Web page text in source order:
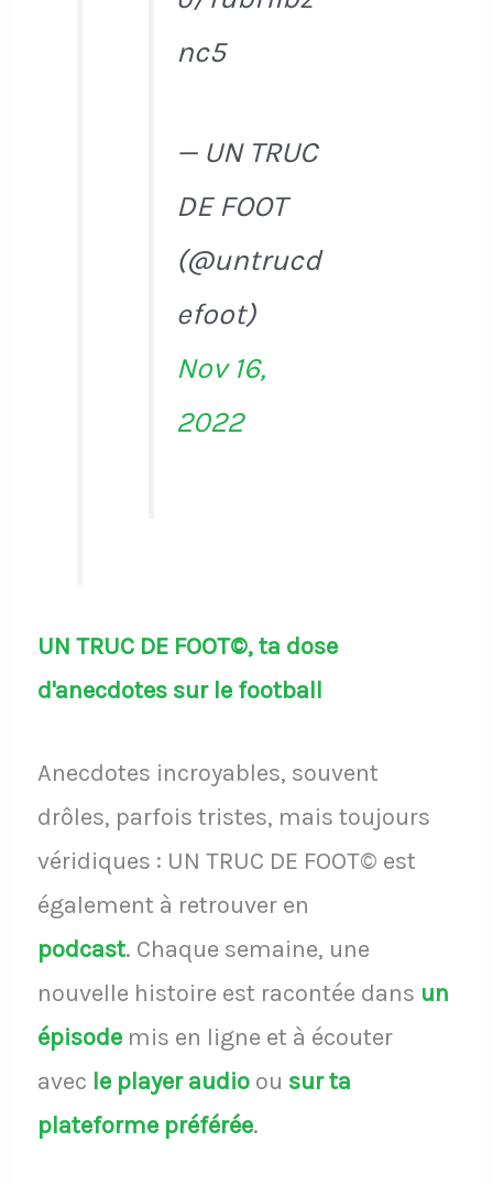
nc5
— UN TRUC
DE FOOT
(@untrucd
efoot)
Nov 16,
2022
UN TRUC DE FOOT©, ta dose
d'anecdotes sur le football
Anecdotes incroyables, souvent
drôles, parfois tristes, mais toujours
véridiques : UN TRUC DE FOOT© est
également à retrouver en
podcast. Chaque semaine, une
nouvelle histoire est racontée dans un
épisodemis en ligne et à écouter
avec le player audio ou sur ta
plateforme préférée.